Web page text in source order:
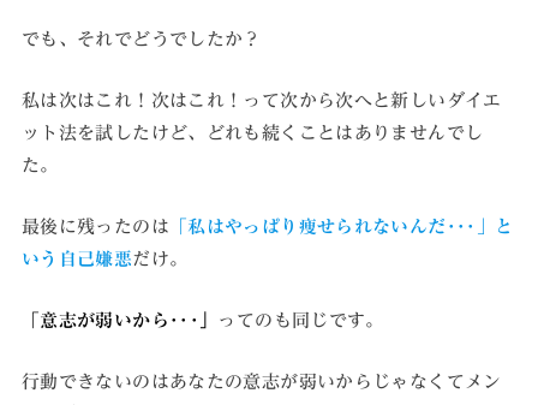
でも、それでどうでしたか？
私は次はこれ！次はこれ！って次から次へと新しいダイエ
ット法を試したけど、どれも続くことはありませんでし
た。
最後に残ったのは 「私はやっぱり痩せられないんだ･･･」と
いう自己嫌悪だけ。
「意志が弱いから ･･･」 ってのも同じです。
行動できないのはあなたの意志が弱いからじゃなくてメン